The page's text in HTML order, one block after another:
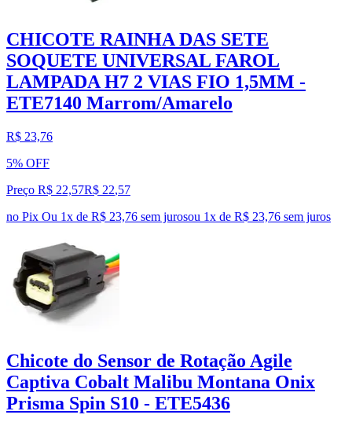
CHICOTE RAINHA DAS SETE
SOQUETE UNIVERSAL FAROL
LAMPADA H7 2 VIAS FIO 1,5MM -
ETE7140 Marrom/Amarelo
R$ 23,76
5% OFF
Preço R$ 22,57R$ 22,57
no Pix Ou 1x de R$ 23,76 sem jurosou 1x de R$ 23,76 sem juros
Chicote do Sensor de Rotação Agile
Captiva Cobalt Malibu Montana Onix
Prisma Spin S10 - ETE5436